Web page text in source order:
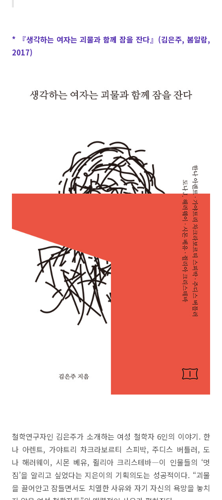
* 『생각하는 여자는 괴물과 함께 잠을 잔다』(김은주, 봄알람,
2017)
철학연구자인 김은주가 소개하는 여성 철학자 6인의 이야기. 한
나 아렌트, 가야트리 차크라보르티 스피박, 주디스 버틀러, 도
나 해러웨이, 시몬 베유, 쥘리아 크리스테바―이 인물들의 ‘멋
짐’을 알리고 싶었다는 지은이의 기획의도는 성공적이다. “괴물
을 끌어안고 잠들면서도 치열한 사유와 자기 자신의 욕망을 놓치